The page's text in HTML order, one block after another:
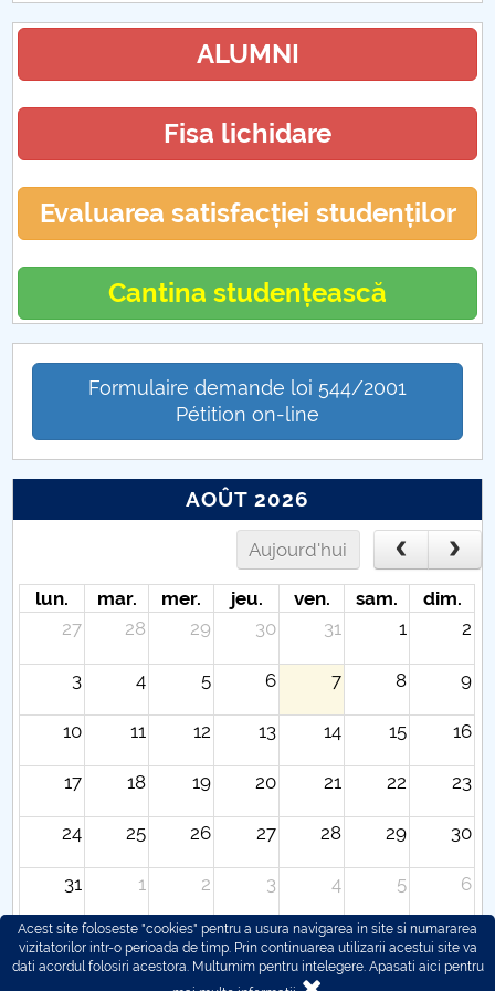
ALUMNI
Fisa lichidare
Evaluarea satisfacției studenților
Cantina studențească
Formulaire demande loi 544/2001
Pétition on-line
AOÛT 2026
Aujourd'hui
lun. mar. mer. jeu. ven. sam.
dim.
27
28 29 30 31 1 2
3 4 5 6 7 8 9
10 11 12 13 14 15 16
17 18 19 20 21 22 23
24 25 26 27 28 29 30
31 1 2 3 4 5 6
Acest site foloseste "cookies" pentru a usura navigarea in site si numararea
vizitatorilor intr-o perioada de timp. Prin continuarea utilizarii acestui site va
dati acordul folosiri acestora. Multumim pentru intelegere. Apasati aici pentru